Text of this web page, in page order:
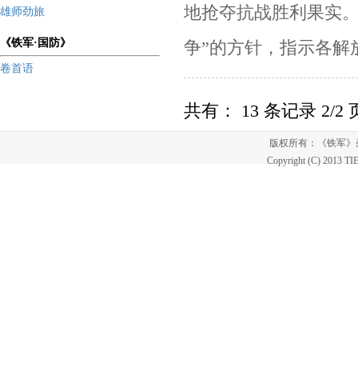
雄师劲旅
《铁军·国防》
卷首语
地抢夺抗战胜利果实
争”的方针，指示各
共有： 13 条记录 2/2
版权所有：《铁军
Copyright (C) 2013